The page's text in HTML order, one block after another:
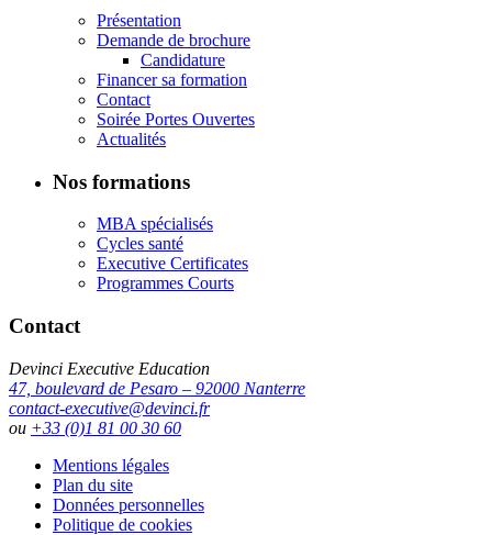
Présentation
Demande de brochure
Candidature
Financer sa formation
Contact
Soirée Portes Ouvertes
Actualités
Nos formations
MBA spécialisés
Cycles santé
Executive Certificates
Programmes Courts
Contact
Devinci Executive Education
47, boulevard de Pesaro – 92000 Nanterre
contact-executive@devinci.fr
ou +33 (0)1 81 00 30 60
Mentions légales
Plan du site
Données personnelles
Politique de cookies